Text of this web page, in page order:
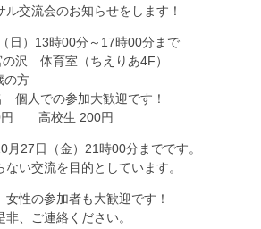
交流会のお知らせをします！
日）13時00分～17時00分まで
の沢 体育室（ちえりあ4F）
の方
個人での参加大歓迎です！
円 高校生 200円
27日（金）21時00分までです。
い交流を目的としています。
女性の参加者も大歓迎です！
、ご連絡ください。